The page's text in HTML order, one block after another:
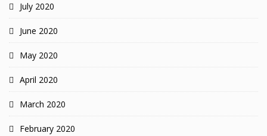
July 2020
June 2020
May 2020
April 2020
March 2020
February 2020